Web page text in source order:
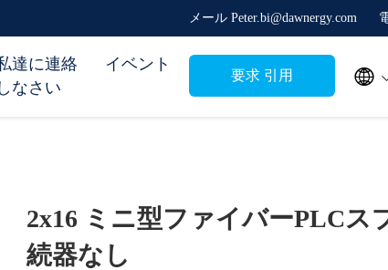
メール Peter.bi@dawnergy.com
達に連絡
しなさい
イベント
要求 引用 
2x16 ミニ型ファイバーPLCス
続器なし